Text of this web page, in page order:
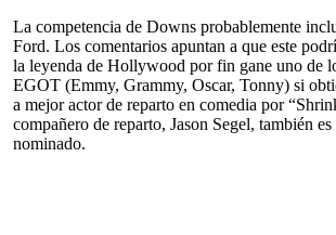
La competencia de Downs probablemente
Ford. Los comentarios apuntan a que este
la leyenda de Hollywood por fin gane uno de
EGOT (Emmy, Grammy, Oscar, Tonny) si
a mejor actor de reparto en comedia por
compañero de reparto, Jason Segel, también
nominado.